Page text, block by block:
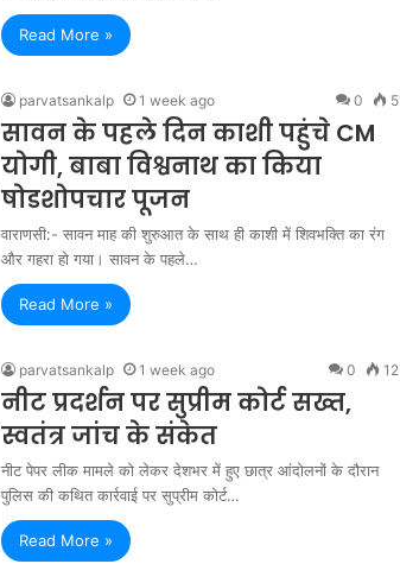
Read More »
parvatsankalp 1 week ago 0 5
सावन के पहले दिन काशी पहुंचे CM
योगी, बाबा विश्वनाथ का किया
षोडशोपचार पूजन
वाराणसी:- सावन माह की शुरुआत के साथ ही काशी में शिवभक्ति का रंग
और गहरा हो गया। सावन के पहले…
Read More »
parvatsankalp 1 week ago 0 12
नीट प्रदर्शन पर सुप्रीम कोर्ट सख्त,
स्वतंत्र जांच के संकेत
नीट पेपर लीक मामले को लेकर देशभर में हुए छात्र आंदोलनों के दौरान
पुलिस की कथित कार्रवाई पर सुप्रीम कोर्ट…
Read More »